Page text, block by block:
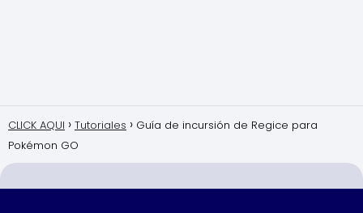
CLICK AQUI Tutoriales
Guía de incursión de Regice para
Pokémon GO